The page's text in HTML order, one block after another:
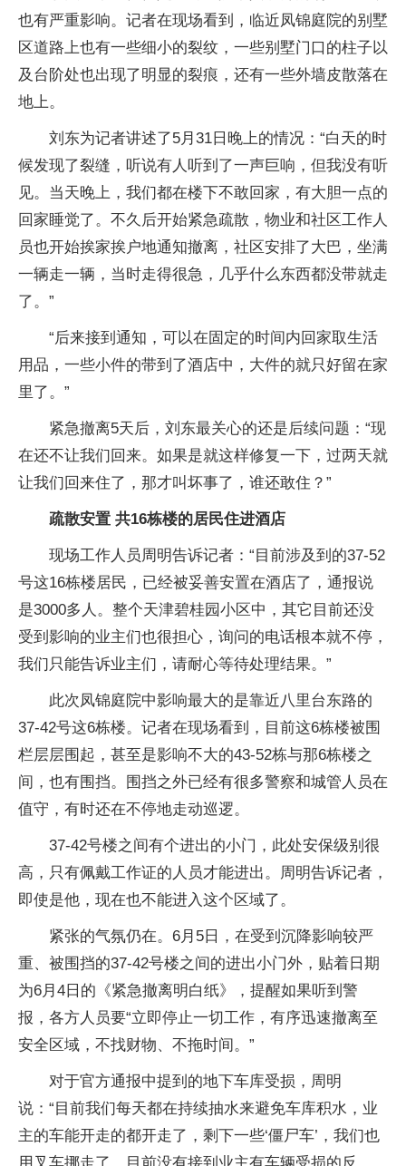
也有严重影响。记者在现场看到，临近凤锦庭院的别墅
区道路上也有一些细小的裂纹，一些别墅门口的柱子以
及台阶处也出现了明显的裂痕，还有一些外墙皮散落在
地上。
刘东为记者讲述了5月31日晚上的情况：“白天的时
候发现了裂缝，听说有人听到了一声巨响，但我没有听
见。当天晚上，我们都在楼下不敢回家，有大胆一点的
回家睡觉了。不久后开始紧急疏散，物业和社区工作人
员也开始挨家挨户地通知撤离，社区安排了大巴，坐满
一辆走一辆，当时走得很急，几乎什么东西都没带就走
了。”
“后来接到通知，可以在固定的时间内回家取生活
用品，一些小件的带到了酒店中，大件的就只好留在家
里了。”
紧急撤离5天后，刘东最关心的还是后续问题：“现
在还不让我们回来。如果是就这样修复一下，过两天就
让我们回来住了，那才叫坏事了，谁还敢住？”
疏散安置 共16栋楼的居民住进酒店
现场工作人员周明告诉记者：“目前涉及到的37-52
号这16栋楼居民，已经被妥善安置在酒店了，通报说
是3000多人。整个天津碧桂园小区中，其它目前还没
受到影响的业主们也很担心，询问的电话根本就不停，
我们只能告诉业主们，请耐心等待处理结果。”
此次凤锦庭院中影响最大的是靠近八里台东路的
37-42号这6栋楼。记者在现场看到，目前这6栋楼被围
栏层层围起，甚至是影响不大的43-52栋与那6栋楼之
间，也有围挡。围挡之外已经有很多警察和城管人员在
值守，有时还在不停地走动巡逻。
37-42号楼之间有个进出的小门，此处安保级别很
高，只有佩戴工作证的人员才能进出。周明告诉记者，
即使是他，现在也不能进入这个区域了。
紧张的气氛仍在。6月5日，在受到沉降影响较严
重、被围挡的37-42号楼之间的进出小门外，贴着日期
为6月4日的《紧急撤离明白纸》，提醒如果听到警
报，各方人员要“立即停止一切工作，有序迅速撤离至
安全区域，不找财物、不拖时间。”
对于官方通报中提到的地下车库受损，周明
说：“目前我们每天都在持续抽水来避免车库积水，业
主的车能开走的都开走了，剩下一些‘僵尸车’，我们也
用叉车挪走了，目前没有接到业主有车辆受损的反